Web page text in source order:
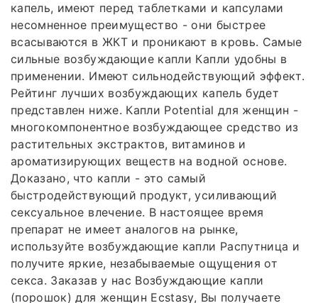
капель, имеют перед таблетками и капсулами
несомненное преимущество - они быстрее
всасываются в ЖКТ и проникают в кровь. Самые
сильные возбуждающие капли Капли удобны в
применении. Имеют сильнодействующий эффект.
Рейтинг лучших возбуждающих капель будет
представлен ниже. Капли Potential для женщин -
многокомпонентное возбуждающее средство из
растительных экстрактов, витаминов и
ароматизирующих веществ на водной основе.
Доказано, что капли - это самый
быстродействующий продукт, усиливающий
сексуальное влечение. В настоящее время
препарат не имеет аналогов на рынке,
используйте возбуждающие капли Распутница и
получите яркие, незабываемые ощущения от
секса. Заказав у нас Возбуждающие капли
(порошок) для женщин Ecstasy, Вы получаете